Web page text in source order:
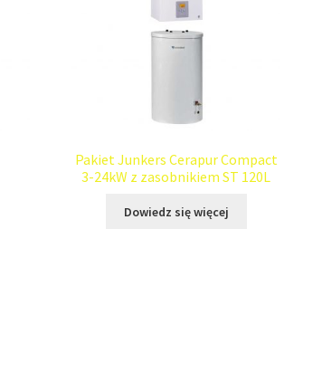
Pakiet Junkers Cerapur Compact
3-24kW z zasobnikiem ST 120L
Dowiedz się więcej